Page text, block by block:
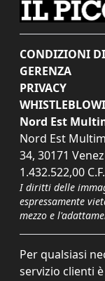
CONDIZIONI
GERENZA
PRIVACY
Nord Est
Nord Est
34, 30171
1.432.522,00
I diritti delle
espressamente
mezzo e
Per qualsiasi
servizio clienti